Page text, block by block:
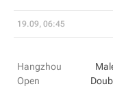
19.09, 06:45
Hangzhou
Open